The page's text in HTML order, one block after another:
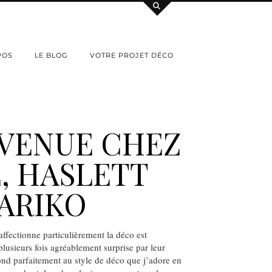
LE BLOG VOTRE PROJET DÉCO
CHEZ
HASLETT
particulièrement la déco est
fois agréablement surprise par leur
parfaitement au style de déco que j’adore en